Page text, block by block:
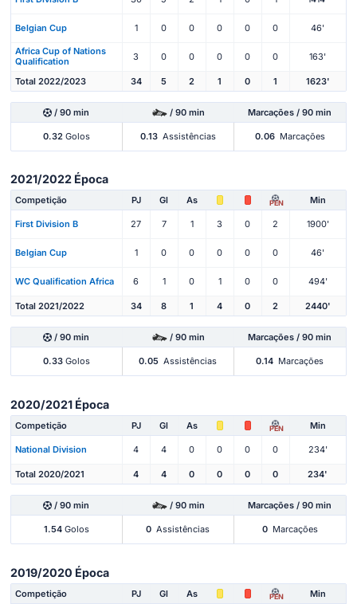
Belgian Cup 1 0 0 0 0 0 46'
Africa Cup of Nations
Qualification
3 0 0 0 0 0 163'
Total 2022/2023 34 5 2 1 0 1 1623'
/ 90 min / 90 min Marcações / 90 min
0.32 Golos 0.13 Assistências 0.06 Marcações
2021/2022 Época
Competição PJ Gl As PEN Min
First Division B 27 7 1 3 0 2 1900'
Belgian Cup 1 0 0 0 0 0 46'
WC Qualification Africa 6 1 0 1 0 0 494'
Total 2021/2022 34 8 1 4 0 2 2440'
/ 90 min / 90 min Marcações / 90 min
0.33Golos 0.05 Assistências 0.14 Marcações
2020/2021 Época
Competição PJ Gl As PEN Min
National Division 4 4 0 0 0 0 234'
Total 2020/2021 4 4 0 0 0 0 234'
/ 90 min / 90 min Marcações / 90 min
1.54Golos 0 Assistências 0 Marcações
2019/2020 Época
Competição PJ Gl As PEN Min